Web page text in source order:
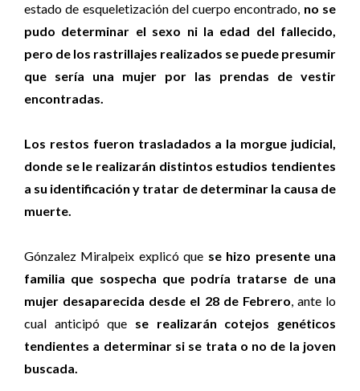
estado de esqueletización del cuerpo encontrado, no se
pudo determinar el sexo ni la edad del fallecido,
pero de los rastrillajes realizados se puede presumir
que sería una mujer por las prendas de vestir
encontradas.
Los restos fueron trasladados a la morgue judicial,
donde se le realizarán distintos estudios tendientes
a su identificación y tratar de determinar la causa de
muerte.
Gónzalez Miralpeix explicó que se hizo presente una
familia que sospecha que podría tratarse de una
mujer desaparecida desde el 28 de Febrero, ante lo
cual anticipó que se realizarán cotejos genéticos
tendientes a determinar si se trata o no de la joven
buscada.